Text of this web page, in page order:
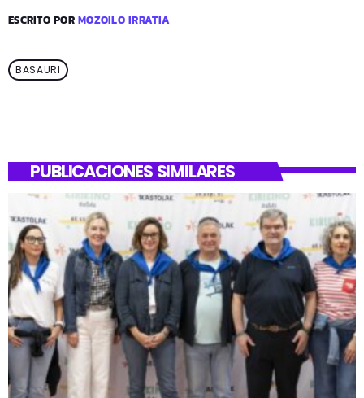
ESCRITO PORMOZOILO IRRATIA
BASAURI
PUBLICACIONES SIMILARES